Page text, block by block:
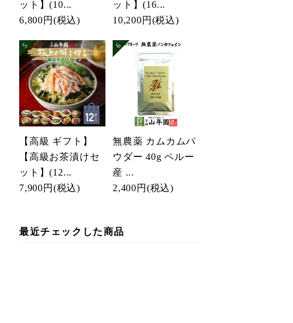
ット】(10...
6,800円 (税込)
ット】(16...
10,200円 (税込)
【高級 ギフト】
【高級お茶漬けセ
ット】(12...
7,900円 (税込)
無農薬 カムカムパ
ウダー 40g ペルー
産 ...
2,400円 (税込)
最近チェックした商品